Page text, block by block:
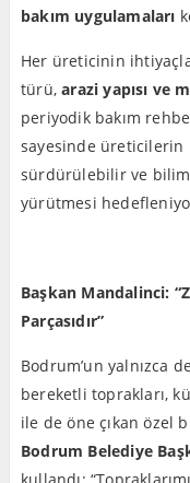
bakım uygulamaları
Her üreticinin
türü, arazi yapısı ve
periyodik bakım
sayesinde
sürdürülebilir ve
yürütmesi
Başkan Mandalinci:
Parçasıdır”
Bodrum’un yalnızca
bereketli toprakları,
ile de öne çıkan özel
Bodrum Belediye